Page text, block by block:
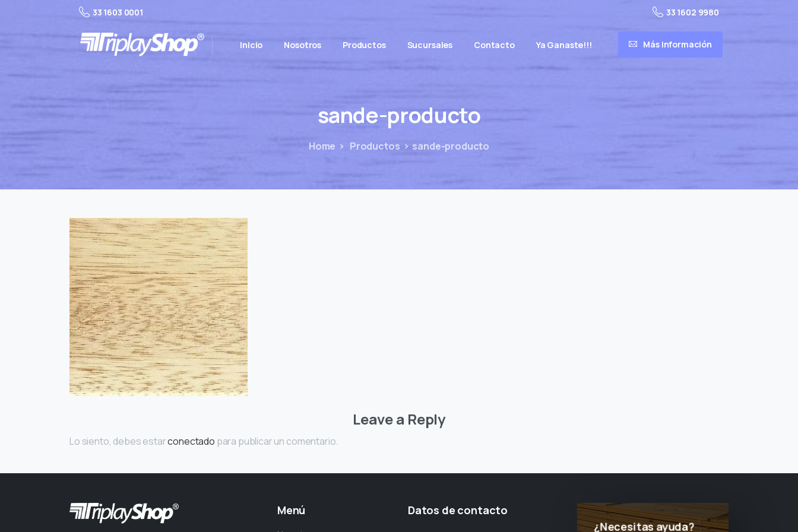
33 1603 0001 33 1602 9980
Inicio Nosotros Productos Sucursales Contacto Ya Ganaste!!! Más información
sande-producto
Home Productos sande-producto
Leave a Reply
Lo siento, debes estarconectado para publicar un comentario.
Menú Datos de contacto
¿Necesitas ayuda?